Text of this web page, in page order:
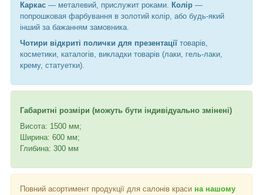
Каркас — металевий, прислужит роками. Колір —
попрошковая фарбування в золотий колір, або будь-який
інший за бажанням замовника.
Чотири відкриті полички для презентації товарів,
косметики, каталогів, викладки товарів (лаки, гель-лаки,
крему, статуетки).
Габаритні розміри (можуть бути індивідуально змінені)
Висота: 1500 мм;
Ширина: 600 мм;
Глибина: 300 мм
Повний асортимент продукції для салонів краси на нашому